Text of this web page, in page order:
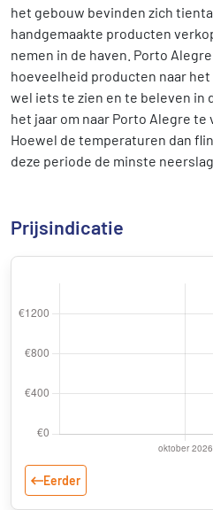
het gebouw bevinden zich
handgemaakte producten
nemen in de haven. Porto
hoeveelheid producten naar
wel iets te zien en te beleven in
het jaar om naar Porto Alegre te
Hoewel de temperaturen dan
deze periode de minste neerslag.
Prijsindicatie
Eerder